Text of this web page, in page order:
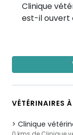
Clinique
est-il ouvert
VÉTÉRINAIRES
Clinique